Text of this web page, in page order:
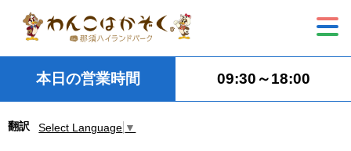
本日の営業時間 09:30～18:00
翻訳 Select Language ▼